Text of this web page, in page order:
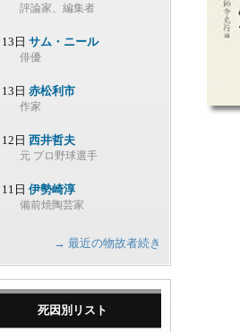
評論家、編集者
日 サム・ニール
俳優
日 赤松利市
作家
日 西井哲夫
元 プロ野球選手
日 伊勢崎淳
備前焼陶芸家
→ 最近の物故者続き
死因別リスト